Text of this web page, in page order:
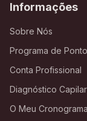
Informações
Sobre Nós
Programa de
Conta Profissional
Diagnóstico Capilar
O Meu Cronograma